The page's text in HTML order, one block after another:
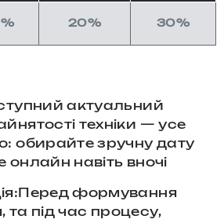
20% 30%
актуальний
техніки — усе
обирайте зручну дату
онлайн навіть вночі
формування
та під час процесу,